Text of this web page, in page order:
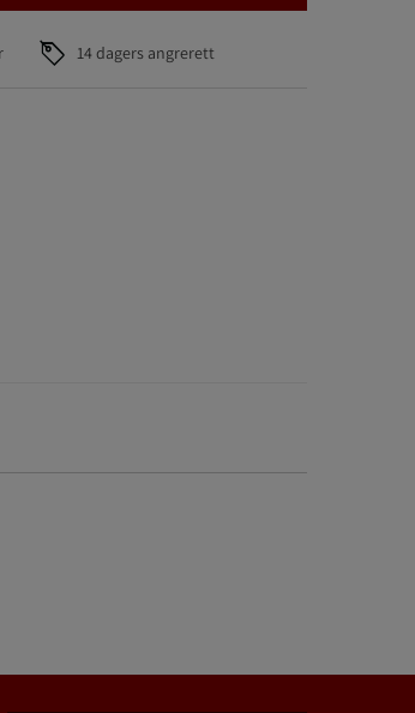
14 dagers angrerett